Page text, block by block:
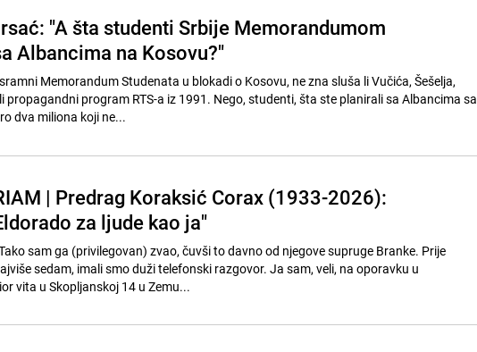
"A šta studenti Srbije Memorandumom
Albancima na Kosovu?"
Memorandum Studenata u blokadi o Kosovu, ne zna sluša li Vučića, Šešelja,
propagandni program RTS-a iz 1991. Nego, studenti, šta ste planirali sa Albancima sa
dva miliona koji ne...
| Predrag Koraksić Corax (1933-2026):
za ljude kao ja"
sam ga (privilegovan) zvao, čuvši to davno od njegove supruge Branke. Prije
sedam, imali smo duži telefonski razgovor. Ja sam, veli, na oporavku u
vita u Skopljanskoj 14 u Zemu...